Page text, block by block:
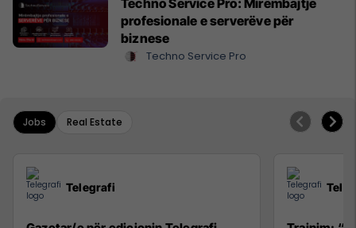
Techno Service Pro: Mirëmbajtje
profesionale e serverëve për
biznese
Techno Service Pro
Jobs Real Estate
Telegrafi